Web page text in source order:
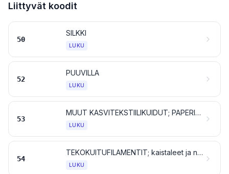
Liittyvät koodit
50
SILKKI
LUKU
52
PUUVILLA
LUKU
53
MUUT KASVITEKSTIILIKUIDUT; PAPERILANKA JA KUDOTUT PAPERILANKAKANKAAT
LUKU
54
TEKOKUITUFILAMENTIT; kaistaleet ja niiden kaltaiset tavarat tekstiilitekokuituaineesta
LUKU